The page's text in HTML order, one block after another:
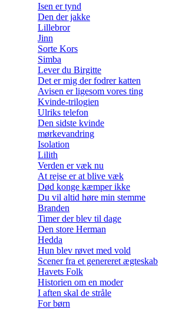
Isen er tynd
Den der jakke
Lillebror
Jinn
Sorte Kors
Simba
Lever du Birgitte
Det er mig der fodrer katten
Avisen er ligesom vores ting
Kvinde-trilogien
Ulriks telefon
Den sidste kvinde
mørkevandring
Isolation
Lilith
Verden er væk nu
At rejse er at blive væk
Død konge kæmper ikke
Du vil altid høre min stemme
Branden
Timer der blev til dage
Den store Herman
Hedda
Hun blev røvet med vold
Scener fra et genereret ægteskab
Havets Folk
Historien om en moder
I aften skal de stråle
For børn